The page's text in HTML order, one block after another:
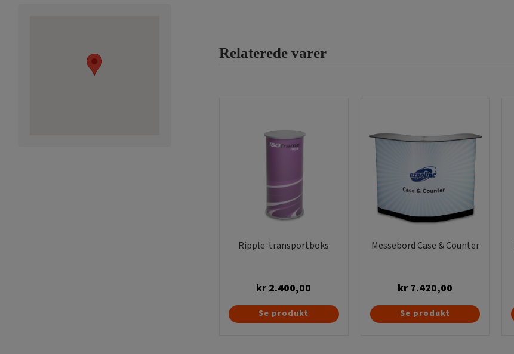
kan
Relaterede varer
Ripple-transportboks
kr 2.400,00
Se produkt
Messebord Case & Counter
kr 7.420,00
Dette
Se produkt